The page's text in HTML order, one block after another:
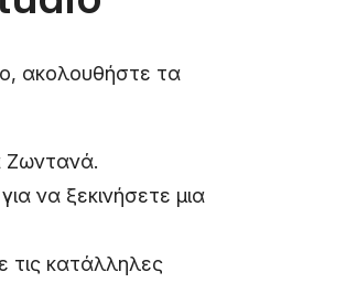
ακολουθήστε τα
Ζωντανά.
να ξεκινήσετε μια
τις κατάλληλες